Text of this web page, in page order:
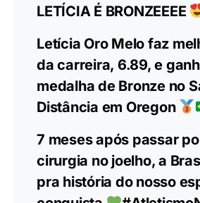
final da noite de domingo (24), a
surpreendeu ao saltar 6,89
terceiro lugar mundial. O ouro
Mikaila Mihambo (7,12 m) e a
Ese Brume (7,02 m). Foi o
no Estádio Hayward Field: na
paulista Alison dos Santos foi
LETÍCIA É BRONZEEEE